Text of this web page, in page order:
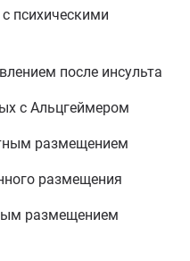
психическими
после инсульта
с Альцгеймером
размещением
размещения
размещением